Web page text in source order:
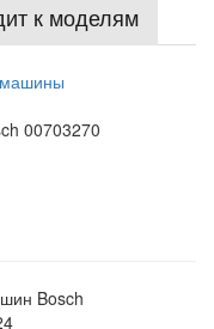
к моделям
машины
00703270
Bosch